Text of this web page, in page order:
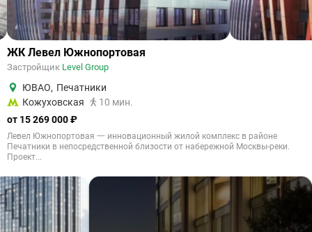
ЖК Левел Южнопортовая
Застройщик Level Group
ЮВАО, Печатники
Кожуховская
10 мин.
от 15 269 000 ₽
Левел Южнопортовая 一 инновационный жилой комплекс в районе
Печатники в непосредственной близости от набережной Москвы-реки.
Проект...